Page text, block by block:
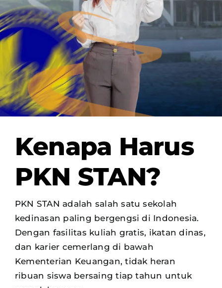
OUR PROGRAM
REGISTRATION
Kenapa Harus
PKN STAN?
PKN STAN adalah salah satu sekolah
kedinasan paling bergengsi di Indonesia.
Dengan fasilitas kuliah gratis, ikatan dinas,
dan karier cemerlang di bawah
Kementerian Keuangan, tidak heran
ribuan siswa bersaing tiap tahun untuk